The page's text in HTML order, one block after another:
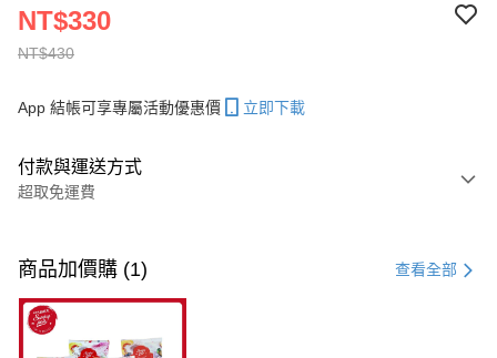
NT$430
NT$330
App 結帳可享專屬活動優惠價 立即下載
付款與運送方式
超取免運費
信用卡一次付款
超商取貨付款
LINE Pay
商品加價購 (1) 查看全部